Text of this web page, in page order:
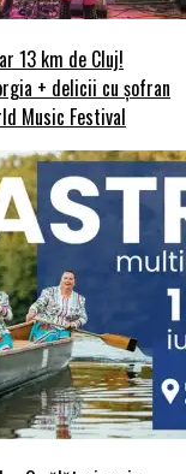
13 km de Cluj!
+ delicii cu șofran
Music Festival